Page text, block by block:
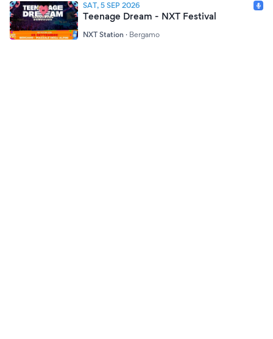
SAT, 5 SEP 2026
Teenage Dream - NXT Festival
NXT Station · Bergamo